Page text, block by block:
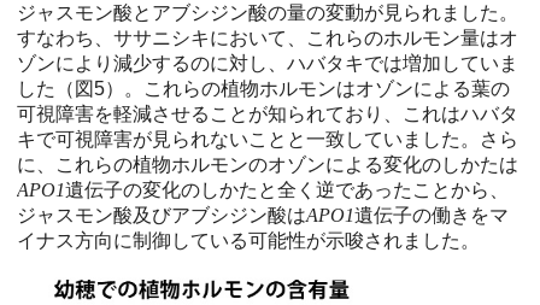
ジャスモン酸とアブシジン酸の量の変動が見られました。
すなわち、ササニシキにおいて、これらのホルモン量はオ
ゾンにより減少するのに対し、ハバタキでは増加していま
した（図5）。これらの植物ホルモンはオゾンによる葉の
可視障害を軽減させることが知られており、これはハバタ
キで可視障害が見られないことと一致していました。さら
に、これらの植物ホルモンのオゾンによる変化のしかたは
APO1遺伝子の変化のしかたと全く逆であったことから、
ジャスモン酸及びアブシジン酸はAPO1遺伝子の働きをマ
イナス方向に制御している可能性が示唆されました。